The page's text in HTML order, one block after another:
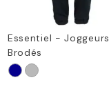
Essentiel - Joggeurs
Brodés